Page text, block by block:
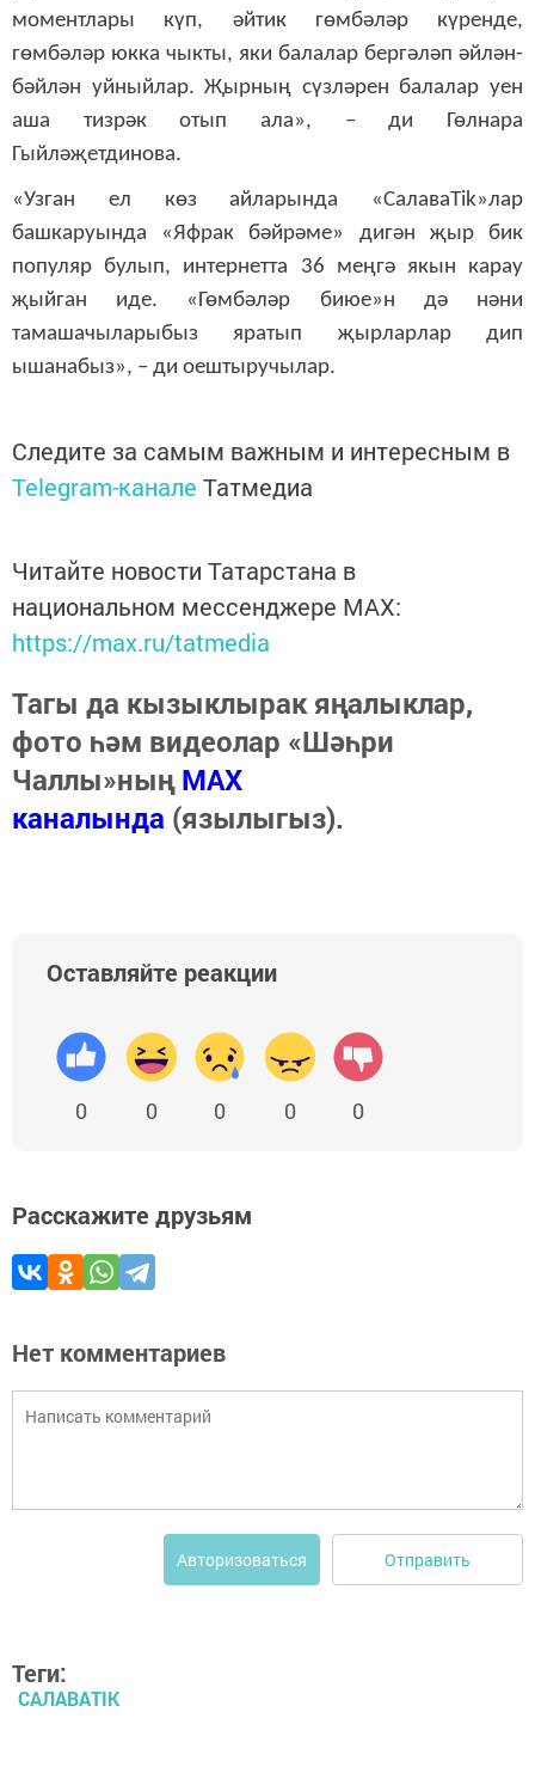
моментлары күп, әйтик гөмбәләр күренде,
гөмбәләр юкка чыкты, яки балалар бергәләп әйлән-
бәйлән уйныйлар. Җырның сүзләрен балалар уен
аша тизрәк отып ала», – ди Гөлнара
Гыйләҗетдинова.
«Узган ел көз айларында «СалаваTik»лар
башкаруында «Яфрак бәйрәме» дигән җыр бик
популяр булып, интернетта 36 меңгә якын карау
җыйган иде. «Гөмбәләр биюе»н дә нәни
тамашачыларыбыз яратып җырларлар дип
ышанабыз», – ди оештыручылар.
Следите за самым важным и интересным в
Telegram-канале Татмедиа
Читайте новости Татарстана в
национальном мессенджере MАХ:
https://max.ru/tatmedia
Тагы да кызыклырак яңалыклар,
фото һәм видеолар «Шәһри
Чаллы»ныңMAX
каналында (язылыгыз).
Оставляйте реакции
0 0 0 0 0
Расскажите друзьям
Нет комментариев
Авторизоваться Отправить
Теги:
САЛАВАTIK